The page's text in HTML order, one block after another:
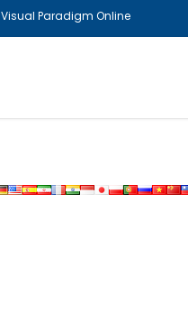
Visual Paradigm Online